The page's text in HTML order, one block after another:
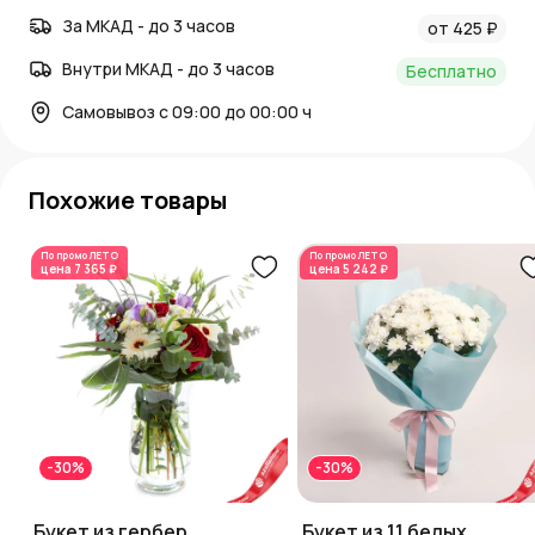
За МКАД - до 3 часов
от 425 ₽
Внутри МКАД - до 3 часов
Бесплатно
Самовывоз с 09:00 до 00:00 ч
Похожие товары
По промоЛЕТО
цена 7 365 ₽
-30%
По промоЛЕТО
цена 5 242 ₽
-30%